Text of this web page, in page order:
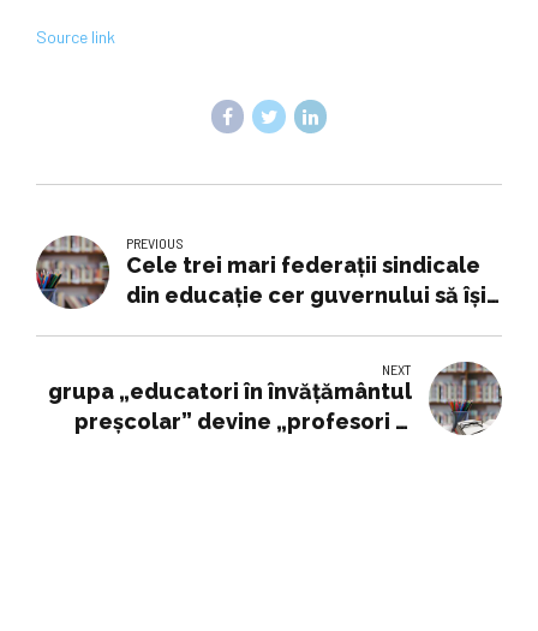
Source link
PREVIOUS
Cele trei mari federaţii sindicale
din educaţie cer guvernului să îşi
Cel mai ascultat radio regional
NEXT
grupa „educatori în învățământul
preșcolar” devine „profesori și